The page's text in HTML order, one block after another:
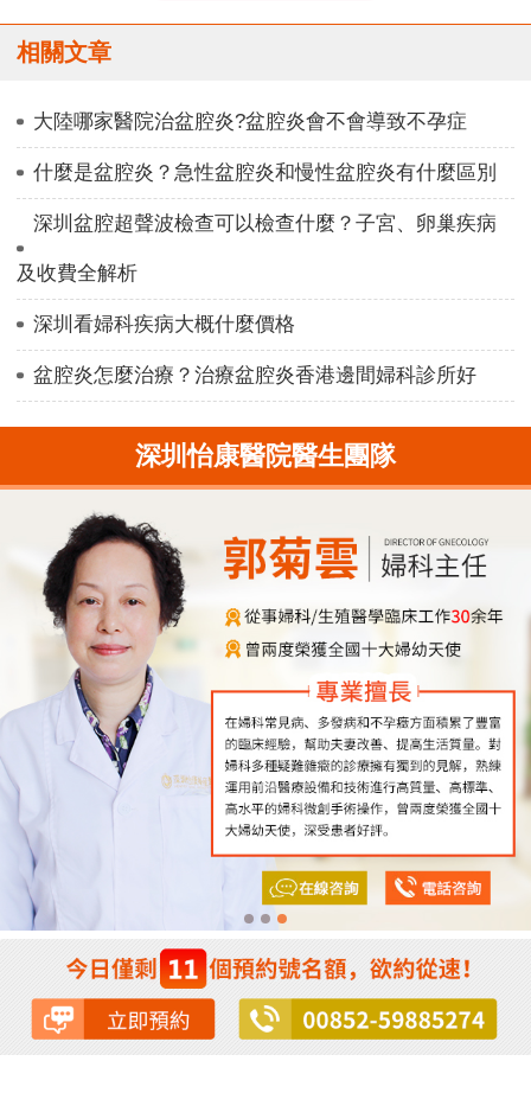
相關文章
大陸哪家醫院治盆腔炎?盆腔炎會不會導致不孕症
什麼是盆腔炎？急性盆腔炎和慢性盆腔炎有什麼區別
深圳盆腔超聲波檢查可以檢查什麼？子宮、卵巢疾病
及收費全解析
深圳看婦科疾病大概什麼價格
盆腔炎怎麼治療？治療盆腔炎香港邊間婦科診所好
深圳怡康醫院醫生團隊